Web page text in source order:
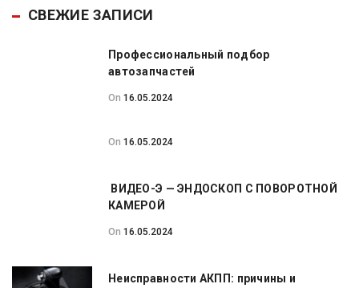
СВЕЖИЕ ЗАПИСИ
Профессиональный подбор
автозапчастей
On 16.05.2024
On 16.05.2024
ВИДЕО-Э — ЭНДОСКОП С ПОВОРОТНОЙ
КАМЕРОЙ
On 16.05.2024
Неисправности АКПП: причины и